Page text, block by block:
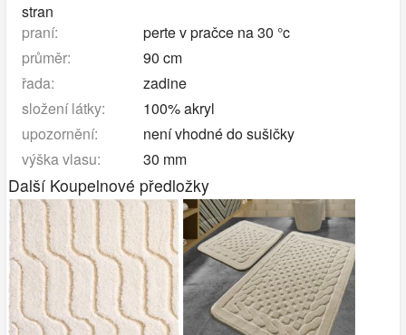
stran
praní:
perte v pračce na 30 °c
průměr:
90 cm
řada:
zadine
složení látky:
100% akryl
upozornění:
není vhodné do sušičky
výška vlasu:
30 mm
Další Koupelnové předložky